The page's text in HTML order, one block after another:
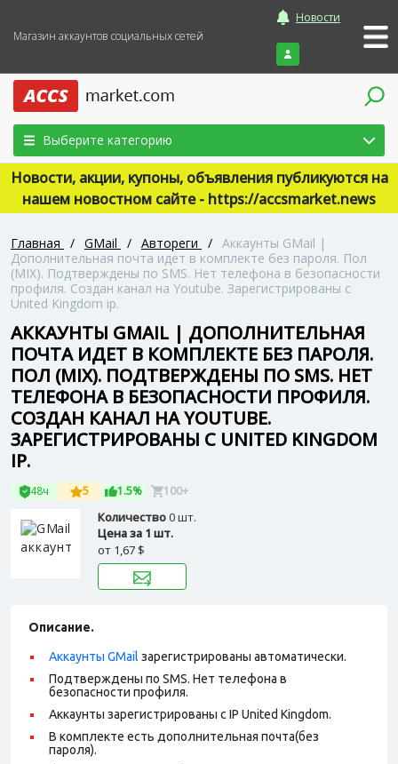
Магазин аккаунтов социальных сетей
Новости
Войти
Выберите категорию
Новости, акции, купоны, объявления публикуются на
нашем новостном сайте - https://accsmarket.news
Главная / GMail / Автореги / Аккаунты GMail |
Дополнительная почта идет в комплекте без пароля. Пол
(MIX). Подтверждены по SMS. Нет телефона в безопасности
профиля. Создан канал на Youtube. Зарегистрированы с
United Kingdom ip.
АККАУНТЫ GMAIL | ДОПОЛНИТЕЛЬНАЯ
ПОЧТА ИДЕТ В КОМПЛЕКТЕ БЕЗ ПАРОЛЯ.
ПОЛ (MIX). ПОДТВЕРЖДЕНЫ ПО SMS. НЕТ
ТЕЛЕФОНА В БЕЗОПАСНОСТИ ПРОФИЛЯ.
СОЗДАН КАНАЛ НА YOUTUBE.
ЗАРЕГИСТРИРОВАНЫ С UNITED KINGDOM
IP.
48ч 5 1.5% 100+
Количество0 шт.
Цена за 1 шт.
от 1,67 $
Описание.
Аккаунты GMail зарегистрированы автоматически.
Подтверждены по SMS. Нет телефона в
безопасности профиля.
Аккаунты зарегистрированы с IP United Kingdom.
В комплекте есть дополнительная почта(без
пароля).